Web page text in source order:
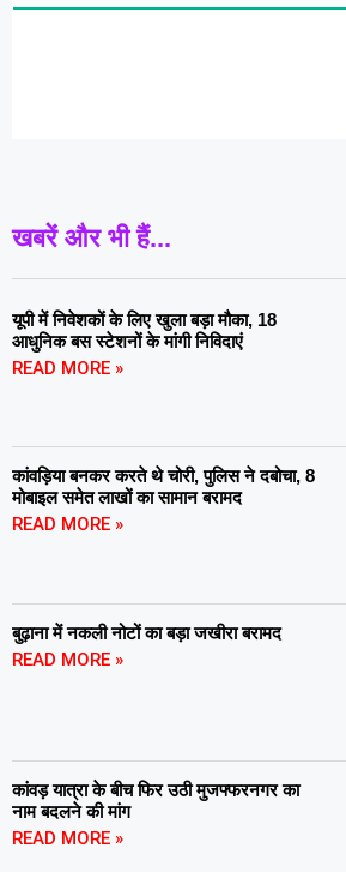
खबरें और भी हैं...
यूपी में निवेशकों के लिए खुला बड़ा मौका, 18
आधुनिक बस स्टेशनों के मांगी निविदाएं
READ MORE »
कांवड़िया बनकर करते थे चोरी, पुलिस ने दबोचा, 8
मोबाइल समेत लाखों का सामान बरामद
READ MORE »
बुढ़ाना में नकली नोटों का बड़ा जखीरा बरामद
READ MORE »
कांवड़ यात्रा के बीच फिर उठी मुजफ्फरनगर का
नाम बदलने की मांग
READ MORE »